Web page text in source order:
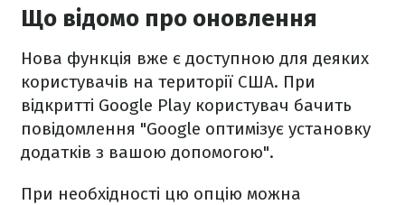
Що відомо про оновлення
Нова функція вже є доступною для деяких
користувачів на території США. При
відкритті Google Play користувач бачить
повідомлення "Google оптимізує установку
додатків з вашою допомогою".
При необхідності цю опцію можна